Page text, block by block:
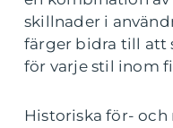
skillnader i
färger bidra till att
för varje stil inom
Historiska för-